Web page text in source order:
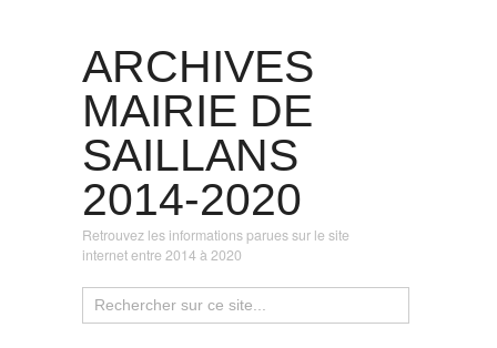
ARCHIVES
MAIRIE DE
SAILLANS
2014-2020
Retrouvez les informations parues sur le site
internet entre 2014 à 2020